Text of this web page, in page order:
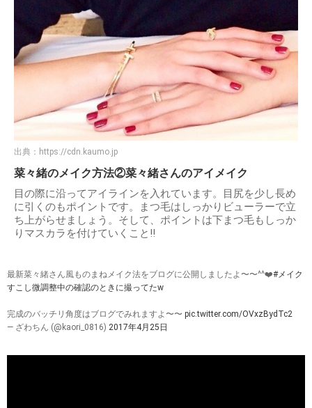
出典： https://cdn.kaumo.jp
菜々緒のメイク方法②菜々緒さんのアイメイク
目の際に沿ってアイラインを入れています。目尻を少し長め
に引くのもポイントです。まつ毛はしっかりビューラーで立
ち上がらせましょう。そして、ポイントは下まつ毛もしっか
りマスカラを付けていくこと!!
最新菜々緒さん風ものまねメイク法をブログに公開しましたよ〜〜^^❤️#メイク
すこし微調整中の確認のときに撮ってたw
完成のバッチリ角度はブログでみれますよ〜〜 pic.twitter.com/OVxzBydTc2
— ざわちん (@kaori_0816) 2017年4月25日